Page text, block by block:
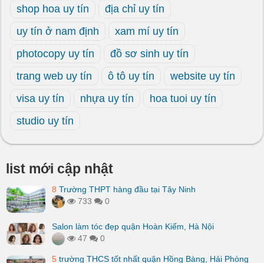
shop hoa uy tín
địa chỉ uy tín
uy tín ở nam định
xam mí uy tín
photocopy uy tín
đồ sơ sinh uy tín
trang web uy tín
ô tô uy tín
website uy tín
visa uy tín
nhựa uy tín
hoa tuoi uy tín
studio uy tín
list mới cập nhật
8 Trường THPT hàng đầu tại Tây Ninh
733
0
Salon làm tóc đẹp quận Hoàn Kiếm, Hà Nội
47
0
5 trường THCS tốt nhất quận Hồng Bàng, Hải Phòng